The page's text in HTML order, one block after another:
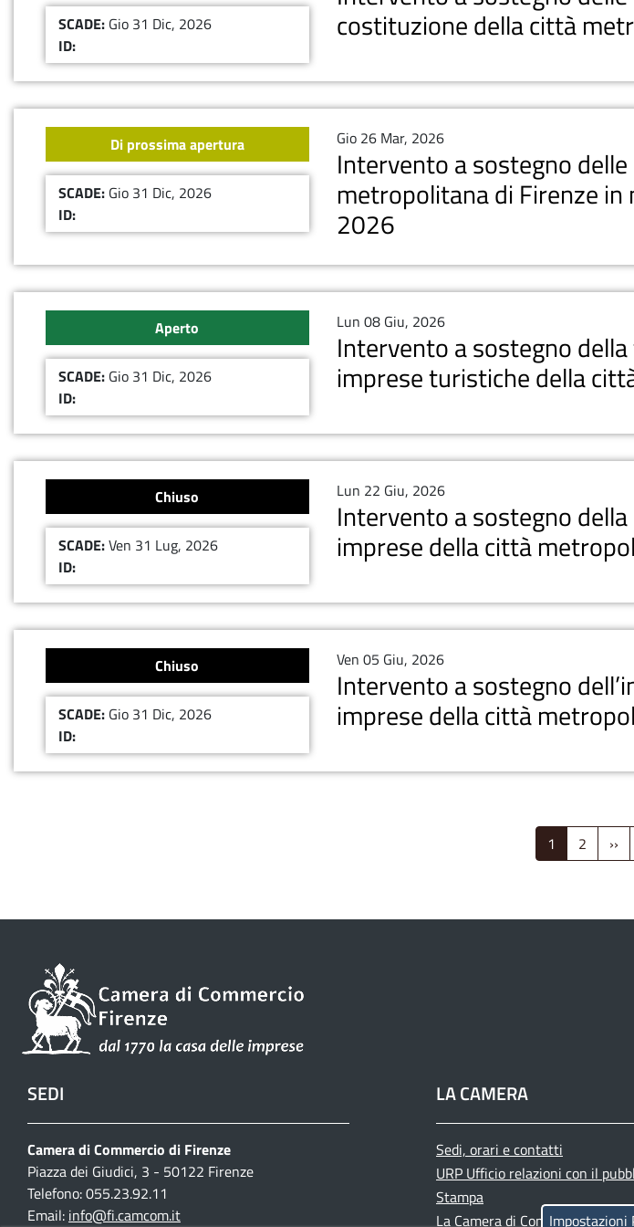
SCADE: Gio 31 Dic, 2026
ID:
costituzione della città
Di prossima apertura
SCADE: Gio 31 Dic, 2026
ID:
Gio 26 Mar, 2026
Intervento a sostegno
metropolitana di Firenze in
2026
Aperto
SCADE: Gio 31 Dic, 2026
ID:
Lun 08 Giu, 2026
Intervento a sostegno
imprese turistiche della
Chiuso
SCADE:Ven 31 Lug, 2026
ID:
Lun 22 Giu, 2026
Intervento a sostegno
imprese della città
Chiuso
SCADE: Gio 31 Dic, 2026
ID:
Ven 05 Giu, 2026
Intervento a sostegno
imprese della città
1 2 ››
SEDI
Camera di Commercio di Firenze
Piazza dei Giudici, 3 - 50122 Firenze
Telefono: 055.23.92.11
Email: info@fi.camcom.it
LA CAMERA
Sedi, orari e contatti
URP Ufficio relazioni con il
Stampa
La Camera di Commercio oggi
Impostazioni